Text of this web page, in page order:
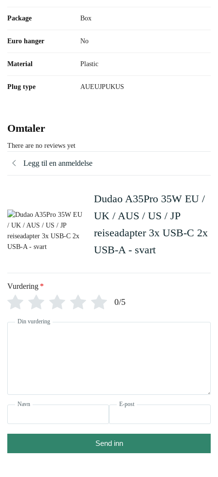
Package Box
Euro hanger No
Material Plastic
Plug type AUEUJPUKUS
Omtaler
There are no reviews yet
Legg til en anmeldelse
Dudao A35Pro 35W EU /
UK / AUS / US / JP
reiseadapter 3x USB-C 2x
USB-A - svart
Vurdering *
0/5
Din vurdering
Navn E-post
Send inn